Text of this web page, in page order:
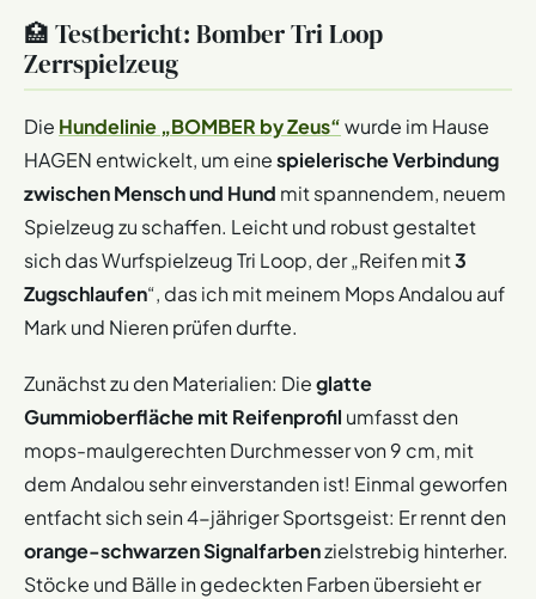
🏥 Testbericht: Bomber Tri Loop
Zerrspielzeug
Die Hundelinie „BOMBER by Zeus“wurde im Hause
HAGEN entwickelt, um einespielerische Verbindung
zwischen Mensch und Hund mit spannendem, neuem
Spielzeug zu schaffen. Leicht und robust gestaltet
sich das Wurfspielzeug Tri Loop, der „Reifen mit3
Zugschlaufen“, das ich mit meinem Mops Andalou auf
Mark und Nieren prüfen durfte.
Zunächst zu den Materialien: Dieglatte
Gummioberfläche mit Reifenprofil umfasst den
mops-maulgerechten Durchmesser von 9 cm, mit
dem Andalou sehr einverstanden ist! Einmal geworfen
entfacht sich sein 4-jähriger Sportsgeist: Er rennt den
orange-schwarzen Signalfarbenzielstrebig hinterher.
Stöcke und Bälle in gedeckten Farben übersieht er